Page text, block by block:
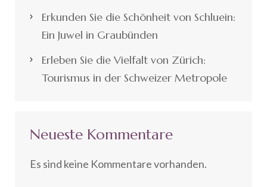
Erkunden Sie die Schönheit von Schluein:
Ein Juwel in Graubünden
Erleben Sie die Vielfalt von Zürich:
Tourismus in der Schweizer Metropole
Neueste Kommentare
Es sind keine Kommentare vorhanden.